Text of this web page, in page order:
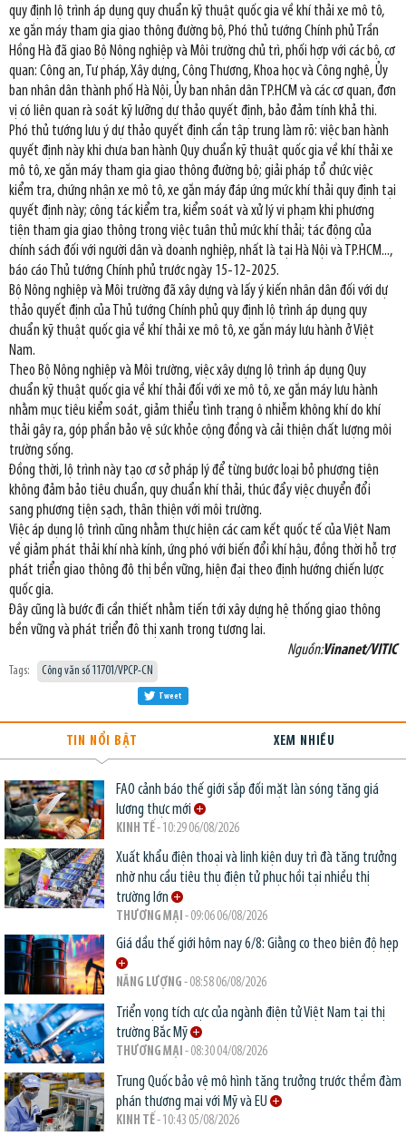
quy định lộ trình áp dụng quy chuẩn kỹ thuật quốc gia về khí thải xe mô tô,
xe gắn máy tham gia giao thông đường bộ, Phó thủ tướng Chính phủ Trần
Hồng Hà đã giao Bộ Nông nghiệp và Môi trường chủ trì, phối hợp với các bộ, cơ
quan: Công an, Tư pháp, Xây dựng, Công Thương, Khoa học và Công nghệ, Ủy
ban nhân dân thành phố Hà Nội, Ủy ban nhân dân TP.HCM và các cơ quan, đơn
vị có liên quan rà soát kỹ lưỡng dự thảo quyết định, bảo đảm tính khả thi.
Phó thủ tướng lưu ý dự thảo quyết định cần tập trung làm rõ: việc ban hành
quyết định này khi chưa ban hành Quy chuẩn kỹ thuật quốc gia về khí thải xe
mô tô, xe gắn máy tham gia giao thông đường bộ; giải pháp tổ chức việc
kiểm tra, chứng nhận xe mô tô, xe gắn máy đáp ứng mức khí thải quy định tại
quyết định này; công tác kiểm tra, kiểm soát và xử lý vi phạm khi phương
tiện tham gia giao thông trong việc tuân thủ mức khí thải; tác động của
chính sách đối với người dân và doanh nghiệp, nhất là tại Hà Nội và TP.HCM...,
báo cáo Thủ tướng Chính phủ trước ngày 15-12-2025.
Bộ Nông nghiệp và Môi trường đã xây dựng và lấy ý kiến nhân dân đối với dự
thảo quyết định của Thủ tướng Chính phủ quy định lộ trình áp dụng quy
chuẩn kỹ thuật quốc gia về khí thải xe mô tô, xe gắn máy lưu hành ở Việt
Nam.
Theo Bộ Nông nghiệp và Môi trường, việc xây dựng lộ trình áp dụng Quy
chuẩn kỹ thuật quốc gia về khí thải đối với xe mô tô, xe gắn máy lưu hành
nhằm mục tiêu kiểm soát, giảm thiểu tình trạng ô nhiễm không khí do khí
thải gây ra, góp phần bảo vệ sức khỏe cộng đồng và cải thiện chất lượng môi
trường sống.
Đồng thời, lộ trình này tạo cơ sở pháp lý để từng bước loại bỏ phương tiện
không đảm bảo tiêu chuẩn, quy chuẩn khí thải, thúc đẩy việc chuyển đổi
sang phương tiện sạch, thân thiện với môi trường.
Việc áp dụng lộ trình cũng nhằm thực hiện các cam kết quốc tế của Việt Nam
về giảm phát thải khí nhà kính, ứng phó với biến đổi khí hậu, đồng thời hỗ trợ
phát triển giao thông đô thị bền vững, hiện đại theo định hướng chiến lược
quốc gia.
Đây cũng là bước đi cần thiết nhằm tiến tới xây dựng hệ thống giao thông
bền vững và phát triển đô thị xanh trong tương lai.
Nguồn:Vinanet/VITIC
Tags: Công văn số 11701/VPCP-CN
Tweet
TIN NỔI BẬT XEM NHIỀU
FAO cảnh báo thế giới sắp đối mặt làn sóng tăng giá
lương thực mới
KINH TẾ- 10:29 06/08/2026
Xuất khẩu điện thoại và linh kiện duy trì đà tăng trưởng
nhờ nhu cầu tiêu thụ điện tử phục hồi tại nhiều thị
trường lớn
THƯƠNG MẠI - 09:06 06/08/2026
Giá dầu thế giới hôm nay 6/8: Giằng co theo biên độ hẹp
NĂNG LƯỢNG - 08:58 06/08/2026
Triển vọng tích cực của ngành điện tử Việt Nam tại thị
trường Bắc Mỹ
THƯƠNG MẠI - 08:30 04/08/2026
Trung Quốc bảo vệ mô hình tăng trưởng trước thềm đàm
phán thương mại với Mỹ và EU
KINH TẾ- 10:43 05/08/2026